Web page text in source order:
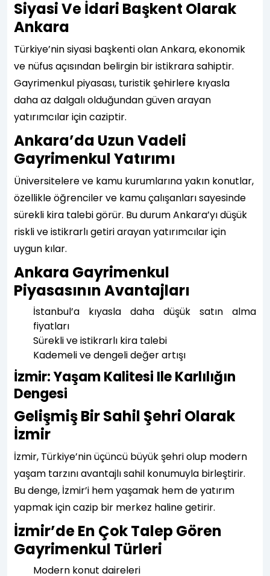
Siyasi Ve İdari Başkent Olarak
Ankara
Türkiye’nin siyasi başkenti olan Ankara, ekonomik
ve nüfus açısından belirgin bir istikrara sahiptir.
Gayrimenkul piyasası, turistik şehirlere kıyasla
daha az dalgalı olduğundan güven arayan
yatırımcılar için caziptir.
Ankara’da Uzun Vadeli
Gayrimenkul Yatırımı
Üniversitelere ve kamu kurumlarına yakın konutlar,
özellikle öğrenciler ve kamu çalışanları sayesinde
sürekli kira talebi görür. Bu durum Ankara’yı düşük
riskli ve istikrarlı getiri arayan yatırımcılar için
uygun kılar.
Ankara Gayrimenkul
Piyasasının Avantajları
İstanbul’a kıyasla daha düşük satın alma
fiyatları
Sürekli ve istikrarlı kira talebi
Kademeli ve dengeli değer artışı
İzmir: Yaşam Kalitesi Ile Karlılığın
Dengesi
Gelişmiş Bir Sahil Şehri Olarak
İzmir
İzmir, Türkiye’nin üçüncü büyük şehri olup modern
yaşam tarzını avantajlı sahil konumuyla birleştirir.
Bu denge, İzmir’i hem yaşamak hem de yatırım
yapmak için cazip bir merkez haline getirir.
İzmir’de En Çok Talep Gören
Gayrimenkul Türleri
Modern konut daireleri